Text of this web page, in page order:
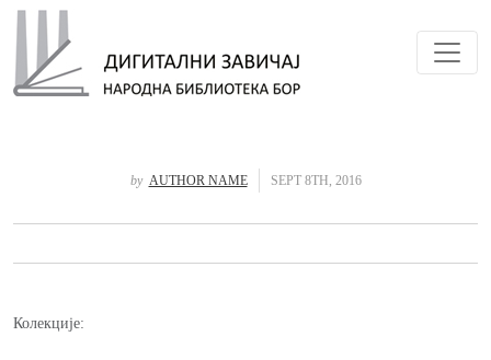
by AUTHOR NAME SEPT 8TH, 2016
Колекције: